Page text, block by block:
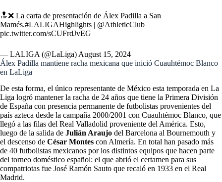
🔝❌ La carta de presentación de Álex Padilla a San
Mamés.#LALIGAHighlights | @AthleticClub
pic.twitter.com/sCUFrdJvEG
— LALIGA (@LaLiga) August 15, 2024
Álex Padilla mantiene racha mexicana que inició Cuauhtémoc Blanco
en LaLiga
De esta forma, el único representante de México esta temporada en La
Liga logró mantener la racha de 24 años que tiene la Primera División
de España con presencia permanente de futbolistas provenientes del
país azteca desde la campaña 2000/2001 con Cuauhtémoc Blanco, que
llegó a las filas del Real Valladolid proveniente del América. Esto,
luego de la salida de Julián Araujo del Barcelona al Bournemouth y
el descenso de César Montes con Almería. En total han pasado más
de 40 futbolistas mexicanos por los distintos equipos que hacen parte
del torneo doméstico español: el que abrió el certamen para sus
compatriotas fue José Ramón Sauto que recaló en 1933 en el Real
Madrid.